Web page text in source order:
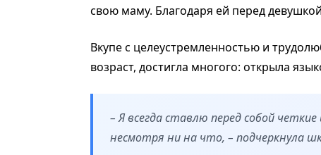
свою маму. Благодаря ей перед
Вкупе с целеустремленностью и
возраст, достигла многого: открыла
– Я всегда ставлю перед собой
несмотря ни на что, – подчеркнула